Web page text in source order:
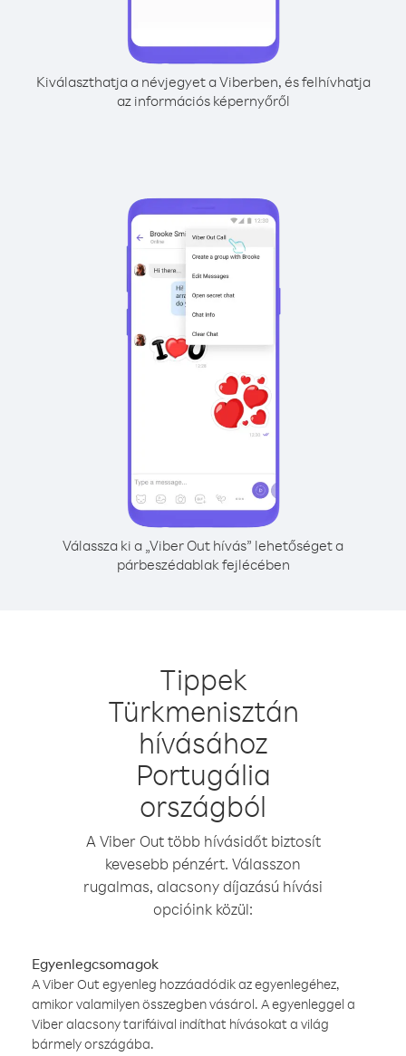
Kiválaszthatja a névjegyet a Viberben, és felhívhatja
az információs képernyőről
Válassza ki a „Viber Out hívás” lehetőséget a
párbeszédablak fejlécében
Tippek
Türkmenisztán
hívásához
Portugália
országból
A Viber Out több hívásidőt biztosít
kevesebb pénzért. Válasszon
rugalmas, alacsony díjazású hívási
opcióink közül:
Egyenlegcsomagok
A Viber Out egyenleg hozzáadódik az egyenlegéhez,
amikor valamilyen összegben vásárol. A egyenleggel a
Viber alacsony tarifáival indíthat hívásokat a világ
bármely országába.